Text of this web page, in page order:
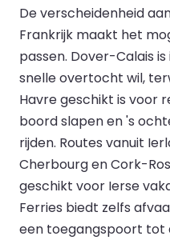
De verscheidenheid
Frankrijk maakt het
passen. Dover-Calais
snelle overtocht wil,
Havre geschikt is voor
boord slapen en 's
rijden. Routes vanuit
Cherbourg en Cork-
geschikt voor Ierse
Ferries biedt zelfs
een toegangspoort tot